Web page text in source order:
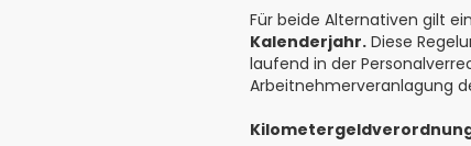
Für beide Alternativen gilt
Kalenderjahr. Diese
laufend in der
Arbeitnehmerveranlagung